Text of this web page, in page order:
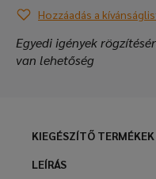
Hozzáadás a
Egyedi igények
van lehetőség
KIEGÉSZÍTŐ TERMÉKEK
LEÍRÁS